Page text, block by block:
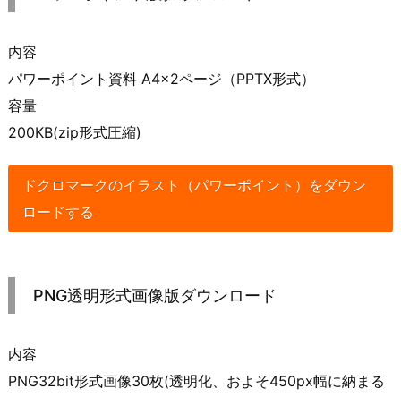
内容
パワーポイント資料 A4×2ページ（PPTX形式）
容量
200KB(zip形式圧縮)
ドクロマークのイラスト（パワーポイント）をダウン
ロードする
PNG透明形式画像版ダウンロード
内容
PNG32bit形式画像30枚(透明化、およそ450px幅に納まる